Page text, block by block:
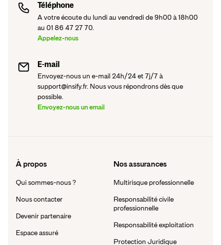
Téléphone
A votre écoute du lundi au vendredi de 9h00 à 18h00
au 01 86 47 27 70.
Appelez-nous
E-mail
Envoyez-nous un e-mail 24h/24 et 7j/7 à
support@insify.fr. Nous vous répondrons dès que
possible.
Envoyez-nous un email
À propos
Qui sommes-nous ?
Nous contacter
Devenir partenaire
Espace assuré
Nos assurances
Multirisque professionnelle
Responsabilité civile
professionnelle
Responsabilité exploitation
Protection Juridique